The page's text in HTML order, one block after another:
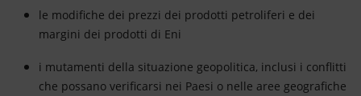
le modifiche dei prezzi dei prodotti petroliferi e dei
margini dei prodotti di Eni
i mutamenti della situazione geopolitica, inclusi i conflitti
che possano verificarsi nei Paesi o nelle aree geografiche